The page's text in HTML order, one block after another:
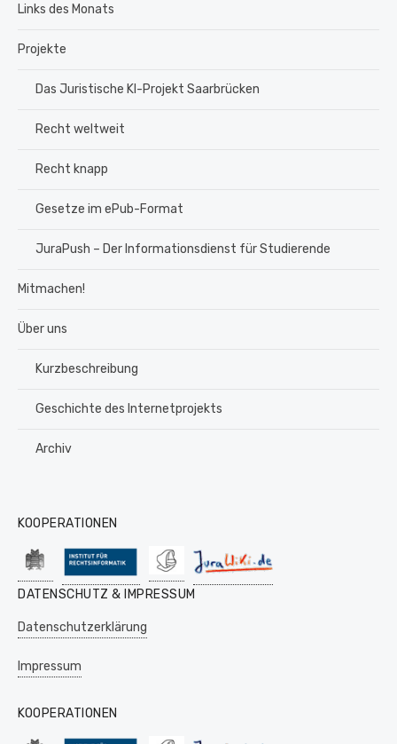
Links des Monats
Projekte
Das Juristische KI-Projekt Saarbrücken
Recht weltweit
Recht knapp
Gesetze im ePub-Format
JuraPush – Der Informationsdienst für Studierende
Mitmachen!
Über uns
Kurzbeschreibung
Geschichte des Internetprojekts
Archiv
KOOPERATIONEN
DATENSCHUTZ & IMPRESSUM
Datenschutzerklärung
Impressum
KOOPERATIONEN